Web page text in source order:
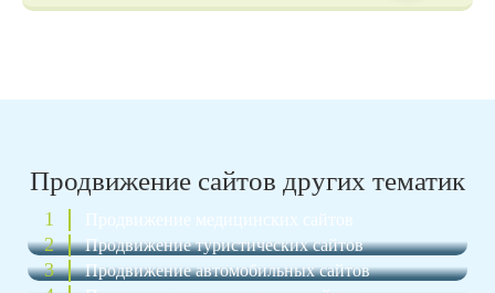
Продвижение сайтов других тематик
1 Продвижение медицинских сайтов
2 Продвижение туристических сайтов
3 Продвижение автомобильных сайтов